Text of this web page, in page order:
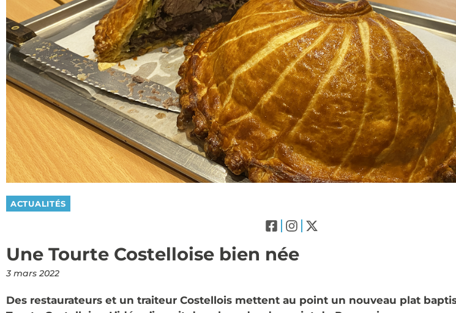
ACTUALITÉS
Une Tourte Costelloise bien née
3 mars 2022
Des restaurateurs et un traiteur Costellois mettent au point un nouveau plat